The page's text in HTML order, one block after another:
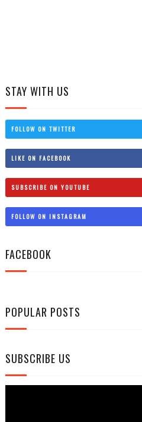
STAY WITH US
FOLLOW ON TWITTER
LIKE ON FACEBOOK
SUBSCRIBE ON YOUTUBE
FOLLOW ON INSTAGRAM
FACEBOOK
POPULAR POSTS
SUBSCRIBE US